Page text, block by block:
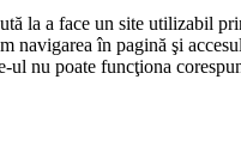
la a face un site utilizabil
navigarea în pagină şi
ul nu poate funcţiona